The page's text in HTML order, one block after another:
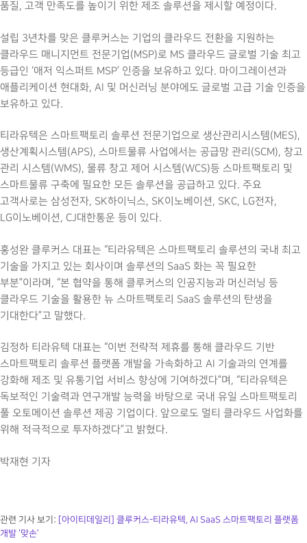
품질, 고객 만족도를 높이기 위한 제조 솔루션을 제시할 예정이다.
설립 3년차를 맞은 클루커스는 기업의 클라우드 전환을 지원하는
클라우드 매니지먼트 전문기업(MSP)로 MS 클라우드 글로벌 기술 최고
등급인 ‘애저 익스퍼트 MSP’ 인증을 보유하고 있다. 마이그레이션과
애플리케이션 현대화, AI 및 머신러닝 분야에도 글로벌 고급 기술 인증을
보유하고 있다.
티라유텍은 스마트팩토리 솔루션 전문기업으로 생산관리시스템(MES),
생산계획시스템(APS), 스마트물류 사업에서는 공급망 관리(SCM), 창고
관리 시스템(WMS), 물류 창고 제어 시스템(WCS)등 스마트팩토리 및
스마트물류 구축에 필요한 모든 솔루션을 공급하고 있다. 주요
고객사로는 삼성전자, SK하이닉스, SK이노베이션, SKC, LG전자,
LG이노베이션, CJ대한통운 등이 있다.
홍성완 클루커스 대표는 “티라유텍은 스마트팩토리 솔루션의 국내 최고
기술을 가지고 있는 회사이며 솔루션의 SaaS 화는 꼭 필요한
부분”이라며, “본 협약을 통해 클루커스의 인공지능과 머신러닝 등
클라우드 기술을 활용한 뉴 스마트팩토리 SaaS 솔루션의 탄생을
기대한다”고 말했다.
김정하 티라유텍 대표는 “이번 전략적 제휴를 통해 클라우드 기반
스마트팩토리 솔루션 플랫폼 개발을 가속화하고 AI 기술과의 연계를
강화해 제조 및 유통기업 서비스 향상에 기여하겠다”며, “티라유텍은
독보적인 기술력과 연구개발 능력을 바탕으로 국내 유일 스마트팩토리
풀 오토메이션 솔루션 제공 기업이다. 앞으로도 멀티 클라우드 사업화를
위해 적극적으로 투자하겠다”고 밝혔다.
박재현 기자
관련 기사 보기:
[아이티데일리] 클루커스-티라유텍, AI SaaS 스마트팩토리 플랫폼
개발 ‘맞손’